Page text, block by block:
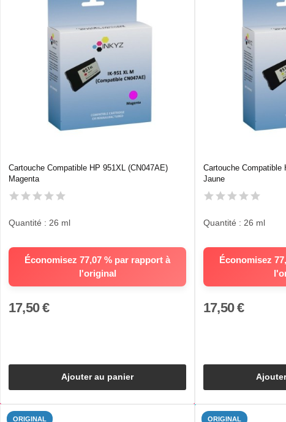
Cartouche Compatible HP 951XL (CN047AE)
Magenta
Économisez 77,07 % par rapport à
l'original
Quantité : 26 ml
17,50 €
Ajouter au panier
Cartouche Compatible
Jaune
Économisez
Quantité : 26 ml
17,50 €
ORIGINAL ORIGINAL